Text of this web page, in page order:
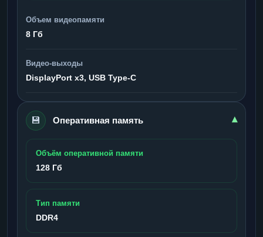
Объем видеопамяти
8 Гб
Видео-выходы
DisplayPort x3, USB Type-C
💾 Оперативная память ▾
Объём оперативной памяти
128 Гб
Тип памяти
DDR4